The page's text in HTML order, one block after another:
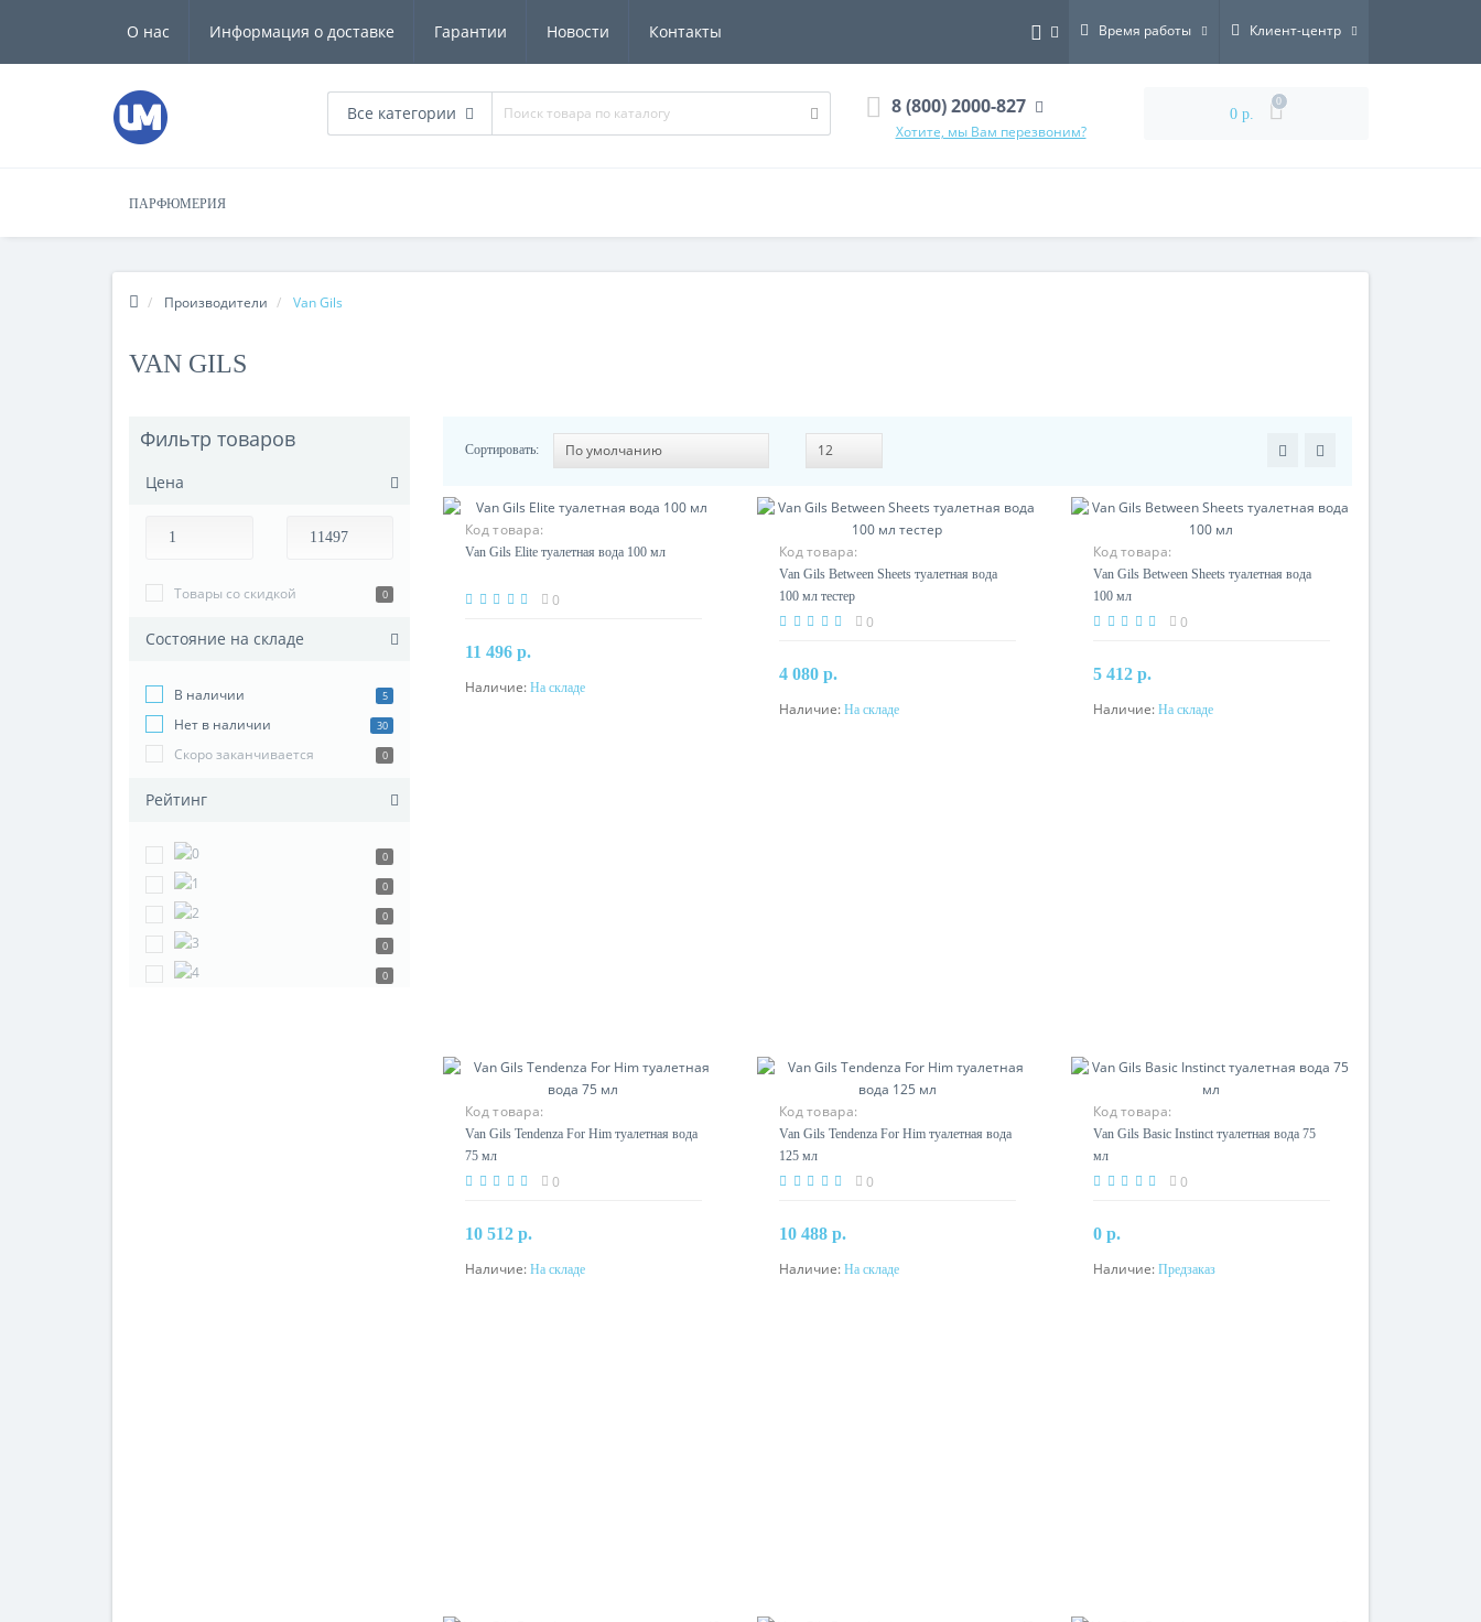
О нас Информация о доставке Гарантии Новости Контакты Время работы Клиент-центр
Все категории 8 (800) 2000-827
Хотите, мы Вам перезвоним?
0 р.
0
ПАРФЮМЕРИЯ
Производители Van Gils
VAN GILS
Фильтр товаров
Цена
Товары со скидкой 0
Состояние на складе
В наличии 5
Нет в наличии 30
Скоро заканчивается 0
Рейтинг
0
0
0
0
0
Сортировать:
Код товара:
Van Gils Elite туалетная вода 100 мл
0
11 496 р.
В корзину
Наличие: На складе
Код товара:
Van Gils Between Sheets туалетная вода
100 мл тестер
0
4 080 р.
В корзину
Наличие: На складе
Код товара:
Van Gils Between Sheets туалетная вода
100 мл
0
5 412 р.
В корзину
Наличие: На складе
Код товара:
Van Gils Tendenza For Him туалетная вода
75 мл
0
10 512 р.
В корзину
Наличие: На складе
Код товара:
Van Gils Tendenza For Him туалетная вода
125 мл
0
10 488 р.
В корзину
Наличие: На складе
Код товара:
Van Gils Basic Instinct туалетная вода 75
мл
0
0 р.
Предзаказ
Наличие: Предзаказ